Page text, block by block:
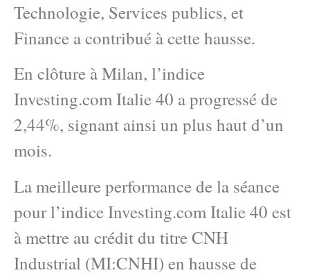
Technologie, Services publics, et
Finance a contribué à cette hausse.
En clôture à Milan, l’indice
Investing.com Italie 40 a progressé de
2,44%, signant ainsi un plus haut d’un
mois.
La meilleure performance de la séance
pour l’indice Investing.com Italie 40 est
à mettre au crédit du titre CNH
Industrial (MI:CNHI) en hausse de